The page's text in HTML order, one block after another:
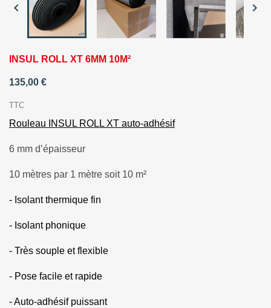
 
INSUL ROLL XT 6MM 10M²
135,00 €
TTC
Rouleau INSUL ROLL XT auto-adhésif
6 mm d’épaisseur
10 mètres par 1 mètre soit 10 m²
- Isolant thermique fin
- Isolant phonique
- Très souple et flexible
- Pose facile et rapide
- Auto-adhésif puissant